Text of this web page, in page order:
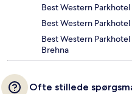
Best Western
Best Western
Best Western
Brehna
Ofte stillede